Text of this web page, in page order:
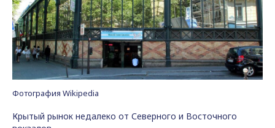
Фотография Wikipedia
Крытый рынок недалеко от Северного и Восточного